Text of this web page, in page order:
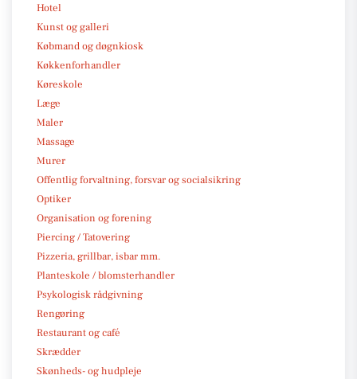
Hotel
Kunst og galleri
Købmand og døgnkiosk
Køkkenforhandler
Køreskole
Læge
Maler
Massage
Murer
Offentlig forvaltning, forsvar og socialsikring
Optiker
Organisation og forening
Piercing / Tatovering
Pizzeria, grillbar, isbar mm.
Planteskole / blomsterhandler
Psykologisk rådgivning
Rengøring
Restaurant og café
Skrædder
Skønheds- og hudpleje